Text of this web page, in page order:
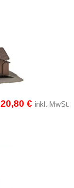
20,80€ inkl. MwSt.